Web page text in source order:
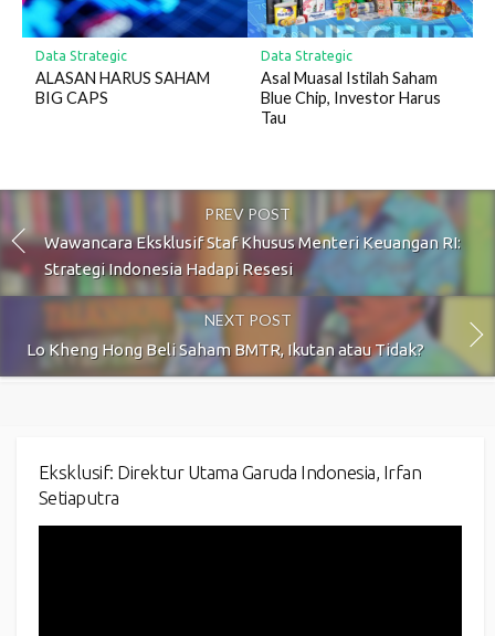
Data Strategic
ALASAN HARUS SAHAM
BIG CAPS
Data Strategic
Asal Muasal Istilah Saham
Blue Chip, Investor Harus
Tau
PREV POST
Wawancara Eksklusif Staf Khusus Menteri Keuangan RI:
Strategi Indonesia Hadapi Resesi
NEXT POST
Lo Kheng Hong Beli Saham BMTR, Ikutan atau Tidak?
Eksklusif: Direktur Utama Garuda Indonesia, Irfan
Setiaputra